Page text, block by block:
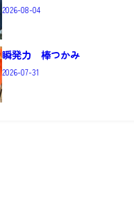
2026-08-04
瞬発力 棒つかみ
2026-07-31